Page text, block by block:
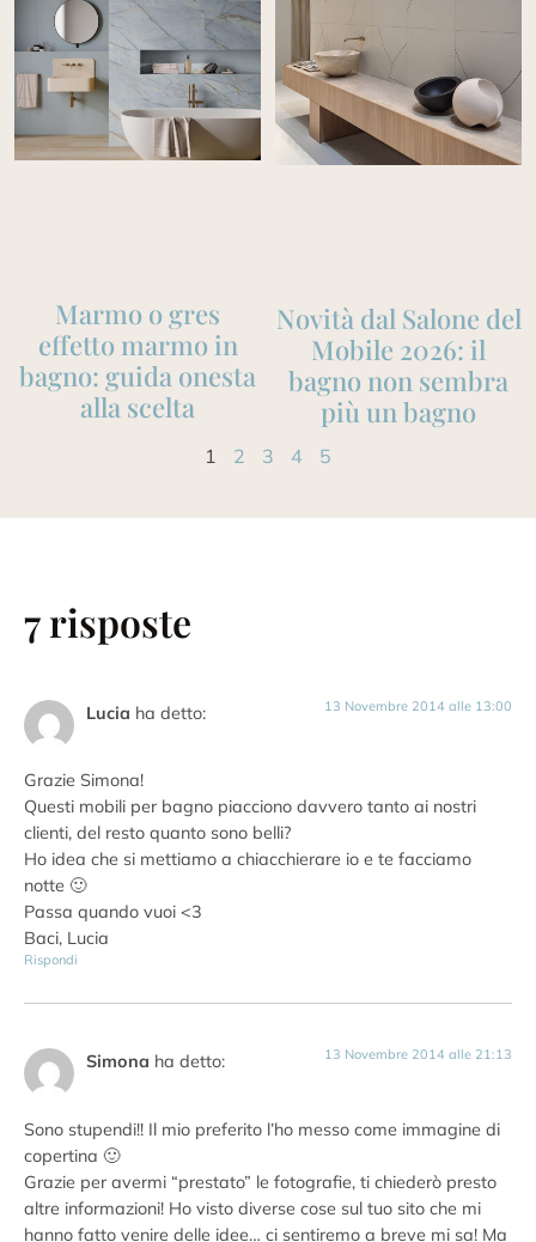
Marmo o gres
effetto marmo in
bagno: guida onesta
alla scelta
Novità dal Salone del
Mobile 2026: il
bagno non sembra
più un bagno
1 2 3 4 5
7 risposte
Lucia ha detto: 13 Novembre 2014 alle 13:00
Grazie Simona!
Questi mobili per bagno piacciono davvero tanto ai nostri
clienti, del resto quanto sono belli?
Ho idea che si mettiamo a chiacchierare io e te facciamo
notte 🙂
Passa quando vuoi <3
Baci, Lucia
Rispondi
Simona ha detto: 13 Novembre 2014 alle 21:13
Sono stupendi!! Il mio preferito l’ho messo come immagine di
copertina 🙂
Grazie per avermi “prestato” le fotografie, ti chiederò presto
altre informazioni! Ho visto diverse cose sul tuo sito che mi
hanno fatto venire delle idee… ci sentiremo a breve mi sa! Ma